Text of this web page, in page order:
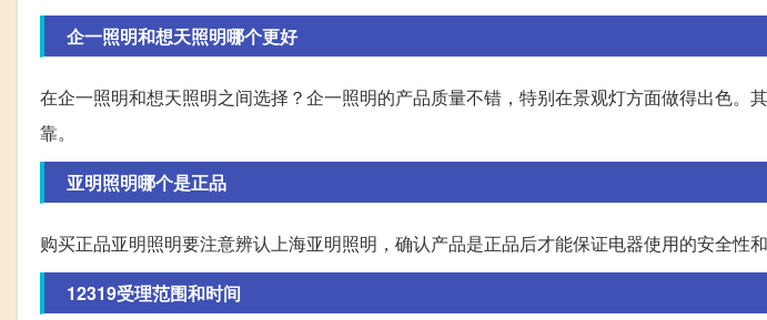
企一照明和想天照明哪个更好
在企一照明和想天照明之间选择？企一照明的产品质量不错，特别在景观灯方面做得出色。
靠。
亚明照明哪个是正品
购买正品亚明照明要注意辨认上海亚明照明，确认产品是正品后才能保证电器使用的安全性和
12319受理范围和时间